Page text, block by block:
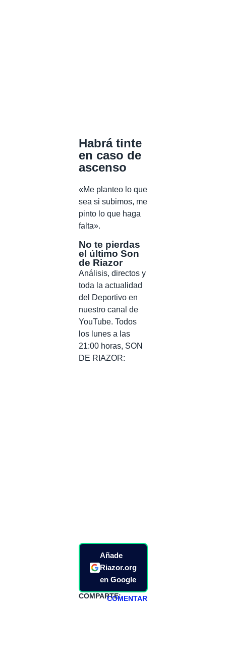
Habrá tinte
en caso de
ascenso
«Me planteo lo que
sea si subimos, me
pinto lo que haga
falta».
No te pierdas
el último Son
de Riazor
Análisis, directos y
toda la actualidad
del Deportivo en
nuestro canal de
YouTube. Todos
los lunes a las
21:00 horas, SON
DE RIAZOR:
Añade
Riazor.org
en Google
COMPARTE:COMENTAR